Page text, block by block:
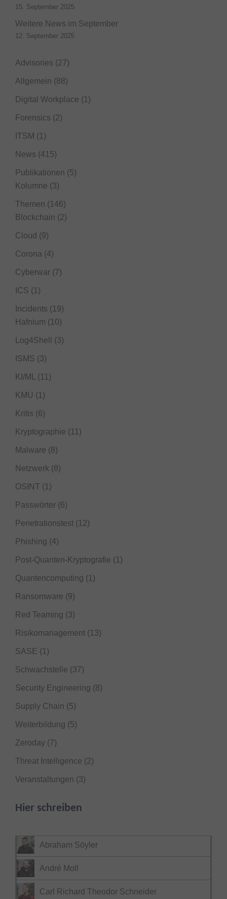
15. September 2025
Weitere News im September
12. September 2025
Advisories (27)
Allgemein (88)
Digital Workplace (1)
Forensics (2)
ITSM (1)
News (415)
Publikationen (5)
Kolumne (3)
Themen (146)
Blockchain (2)
Cloud (9)
Corona (4)
Cyberwar (7)
ICS (1)
Incidents (19)
Hafnium (10)
Log4Shell (3)
ISMS (3)
KI/ML (11)
KMU (1)
Kritis (6)
Kryptographie (11)
Malware (8)
Netzwerk (8)
OSINT (1)
Passwörter (6)
Penetrationstest (12)
Phishing (4)
Post-Quanten-Kryptografie (1)
Quantencomputing (1)
Ransomware (9)
Red Teaming (3)
Risikomanagement (13)
SASE (1)
Schwachstelle (37)
Security Engineering (8)
Supply Chain (5)
Weiterbildung (5)
Zeroday (7)
Threat Intelligence (2)
Veranstaltungen (3)
Hier schreiben
Abraham Söyler
André Moll
Carl Richard Theodor Schneider